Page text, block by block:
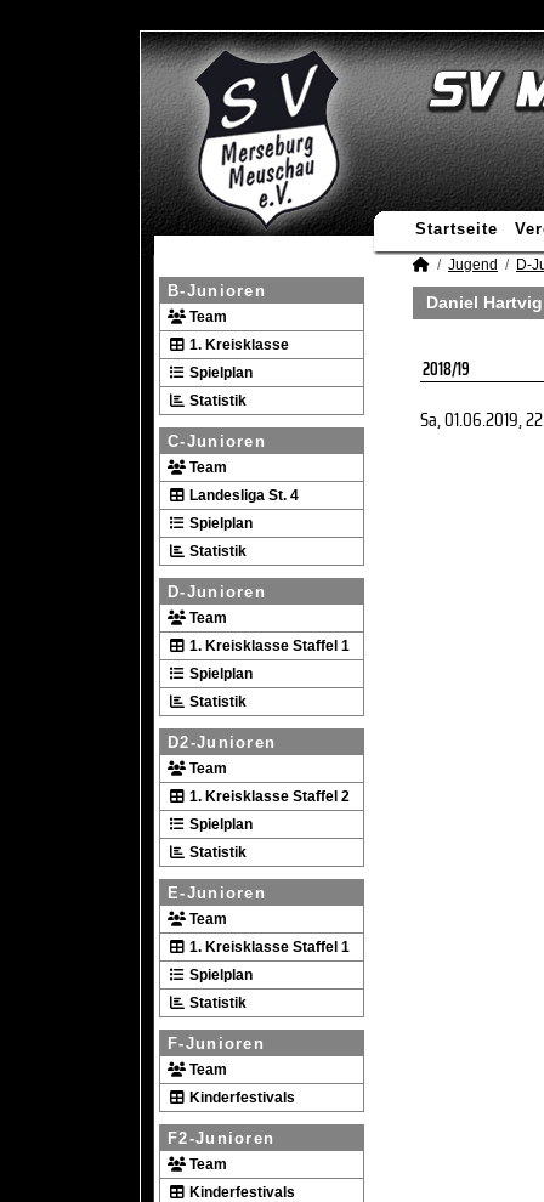
Startseite
B-Junioren
Team
1. Kreisklasse
Spielplan
Statistik
C-Junioren
Team
Landesliga St. 4
Spielplan
Statistik
D-Junioren
Team
1. Kreisklasse Staffel 1
Spielplan
Statistik
D2-Junioren
Team
1. Kreisklasse Staffel 2
Spielplan
Statistik
E-Junioren
Team
1. Kreisklasse Staffel 1
Spielplan
Statistik
F-Junioren
Team
Kinderfestivals
F2-Junioren
Team
Kinderfestivals
Jugend D-
Daniel
2018/19
Sa, 01.06.2019,